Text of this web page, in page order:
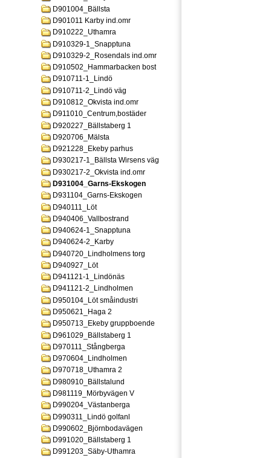
D901004_Bällsta
D901011 Karby ind.omr
D910222_Uthamra
D910329-1_Snapptuna
D910329-2_Rosendals ind.omr
D910502_Hammarbacken bost
D910711-1_Lindö
D910711-2_Lindö väg
D910812_Okvista ind.omr
D911010_Centrum,bostäder
D920227_Bällstaberg 1
D920706_Mälsta
D921228_Ekeby parhus
D930217-1_Bällsta Wirsens väg
D930217-2_Okvista ind.omr
D931004_Garns-Ekskogen
D931104_Garns-Ekskogen
D940111_Löt
D940406_Vallbostrand
D940624-1_Snapptuna
D940624-2_Karby
D940720_Lindholmens torg
D940927_Löt
D941121-1_Lindönäs
D941121-2_Lindholmen
D950104_Löt småindustri
D950621_Haga 2
D950713_Ekeby gruppboende
D961029_Bällstaberg 1
D970111_Stångberga
D970604_Lindholmen
D970718_Uthamra 2
D980910_Bällstalund
D981119_Mörbyvägen V
D990204_Västanberga
D990311_Lindö golfanl
D990602_Björnbodavägen
D991020_Bällstaberg 1
D991203_Säby-Uthamra